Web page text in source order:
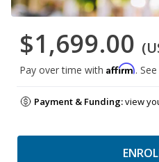
$1,699.00
Pay over time with Affirm.
Payment & Funding:view